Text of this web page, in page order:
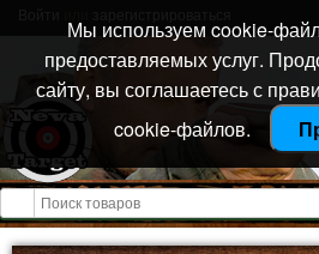
Открыть меню
Мы используем cookie-
предоставляемых услуг.
сайту, вы соглашаетесь с
cookie-файлов.